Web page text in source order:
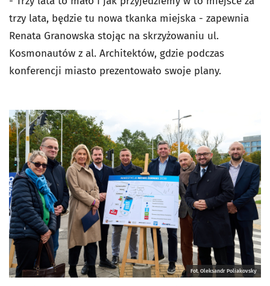
trzy lata, będzie tu nowa tkanka miejska - zapewnia
Renata Granowska stojąc na skrzyżowaniu ul.
Kosmonautów z al. Architektów, gdzie podczas
konferencji miasto prezentowało swoje plany.
Fot. Oleksandr Poliakovsky